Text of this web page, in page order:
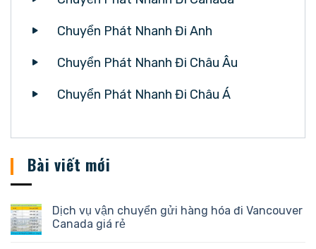
Chuyển Phát Nhanh Đi Anh
Chuyển Phát Nhanh Đi Châu Âu
Chuyển Phát Nhanh Đi Châu Á
Bài viết mới
Dịch vụ vận chuyển gửi hàng hóa đi Vancouver
Canada giá rẻ